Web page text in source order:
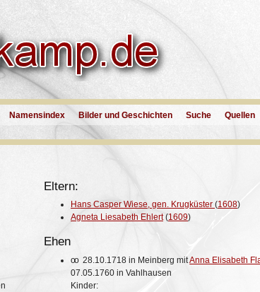
Namensindex Bilder und Geschichten Suche Quellen
Eltern:
Hans Casper Wiese, gen. Krugküster (1608)
Agneta Liesabeth Ehlert(1609)
Ehen
oo 28.10.1718 in Meinberg mitAnna Elisabeth
07.05.1760 in Vahlhausen
Kinder: